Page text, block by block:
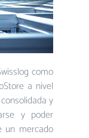
como
a nivel
y
y poder
un mercado